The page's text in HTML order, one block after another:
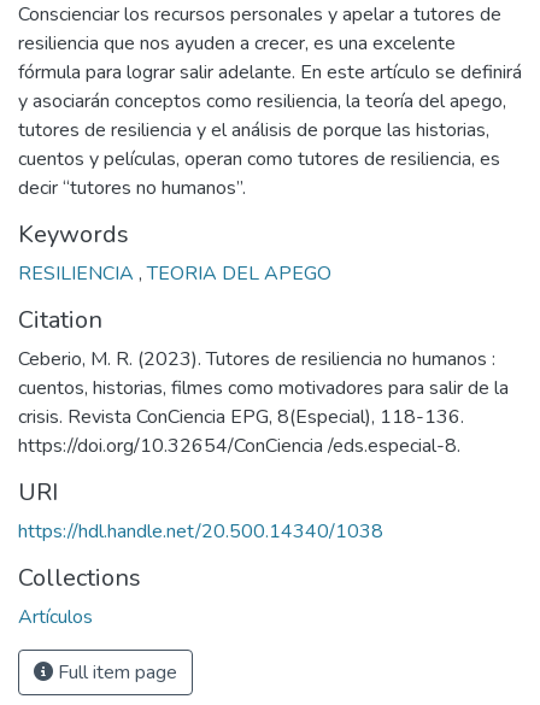
Conscienciar los recursos personales y apelar a tutores de
resiliencia que nos ayuden a crecer, es una excelente
fórmula para lograr salir adelante. En este artículo se definirá
y asociarán conceptos como resiliencia, la teoría del apego,
tutores de resiliencia y el análisis de porque las historias,
cuentos y películas, operan como tutores de resiliencia, es
decir “tutores no humanos”.
Keywords
RESILIENCIA ,TEORIA DEL APEGO
Citation
Ceberio, M. R. (2023). Tutores de resiliencia no humanos :
cuentos, historias, filmes como motivadores para salir de la
crisis. Revista ConCiencia EPG, 8(Especial), 118-136.
https://doi.org/10.32654/ConCiencia /eds.especial-8.
URI
https://hdl.handle.net/20.500.14340/1038
Collections
Artículos
Full item page